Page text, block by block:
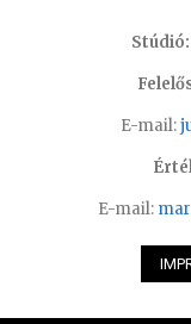
Stúdió:
E-mail:
E-mail: